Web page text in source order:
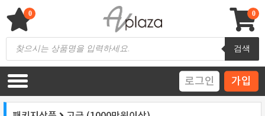
content
AV 플라자
하이파이 / 홈씨어터 전문 쇼핑몰
Products
search
검색
0
0
로그인 가입